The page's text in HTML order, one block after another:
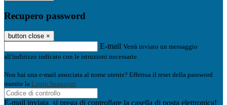
Recupero password
button close ×
E-mail Verrà inviato un messaggio
all'indirizzo indicato con le istruzioni necessarie.
Non hai una e-mail associata al nome utente? Effettua il reset della password
tramite la Login Spaggiari
E-mail inviata, si prega di controllare la casella di posta elettronica!